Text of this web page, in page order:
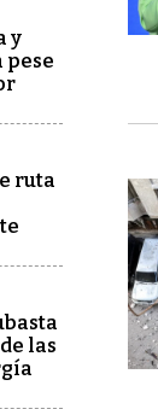
y
pese
ruta
las